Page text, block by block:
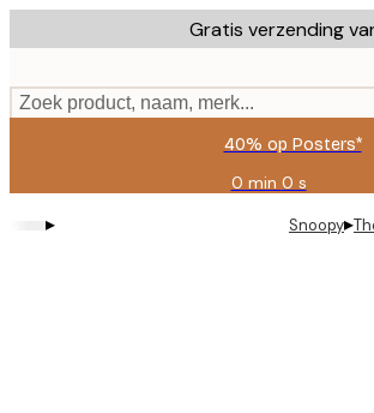
to
content.
Gratis verzending
Zoek product, naam, merk...
40% op Posters*
0 min 0 s
Geldig
tot:
2026-
▸ Snoopy▸